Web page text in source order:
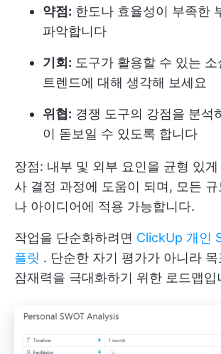
약점: 한도나 효율성이 부족한
파악합니다
기회: 도구가 활용할 수 있는
트렌드에 대해 생각해 보세요
위협: 경쟁 도구의 강점을 분석
이 돋보일 수 있도록 합니다
장점: 내부 및 외부 요인을 균형 있
사 결정 과정에 도움이 되며, 모든
나 아이디어에 적용 가능합니다.
작업을 단순화하려면 ClickUp 개인
플릿 . 단순한 자기 평가가 아니라
잠재력을 극대화하기 위한 로드맵입